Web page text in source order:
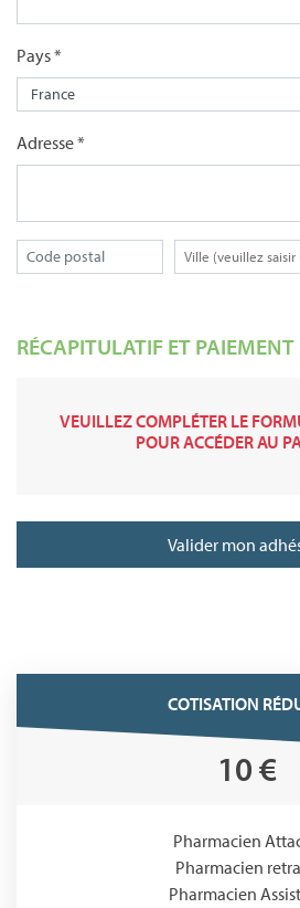
Pays *
Adresse *
RÉCAPITULATIF ET PAIEMENT
VEUILLEZ COMPLÉTER LE
POUR ACCÉDER AU
Valider mon
COTISATION
10 €
Pharmacien
Pharmacien
Pharmacien